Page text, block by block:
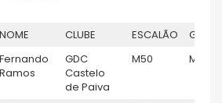
NOME CLUBE ESCALÃO
Fernando
Ramos
GDC
Castelo
de Paiva
M50 M